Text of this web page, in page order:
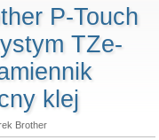
P-Touch
TZe-
klej
Brother